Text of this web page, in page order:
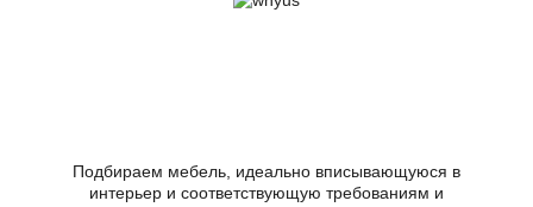
Подбираем мебель, идеально вписывающуюся в
интерьер и соответствующую требованиям и